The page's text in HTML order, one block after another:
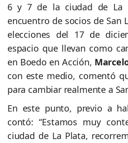
6 y 7 de la ciudad de La
encuentro de socios de San
elecciones del 17 de
espacio que llevan como
en Boedo en Acción,
con este medio, comentó
para cambiar realmente a
En este punto, previo a
contó: “Estamos muy
ciudad de La Plata,